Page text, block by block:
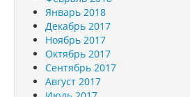
Январь 2018
Декабрь 2017
Ноябрь 2017
Октябрь 2017
Сентябрь 2017
Август 2017